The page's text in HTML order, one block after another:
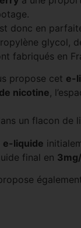
donc en
glycol,
fabriqués en
propose cet e-
nicotine,
un flacon de
e-liquide
final en